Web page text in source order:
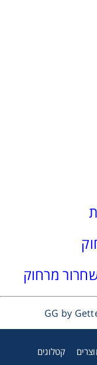
מרחוק
GG by
קטלוגים
ושטנצים